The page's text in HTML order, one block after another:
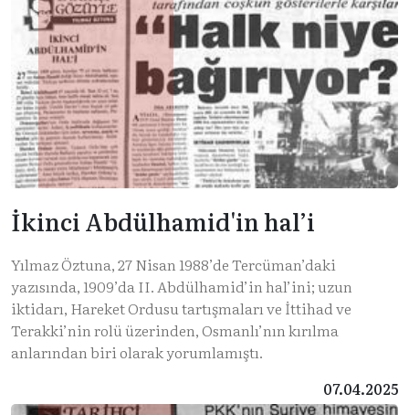
İkinci Abdülhamid'in hal’i
Yılmaz Öztuna, 27 Nisan 1988’de Tercüman’daki
yazısında, 1909’da II. Abdülhamid’in hal’ini; uzun
iktidarı, Hareket Ordusu tartışmaları ve İttihad ve
Terakki’nin rolü üzerinden, Osmanlı’nın kırılma
anlarından biri olarak yorumlamıştı.
07.04.2025